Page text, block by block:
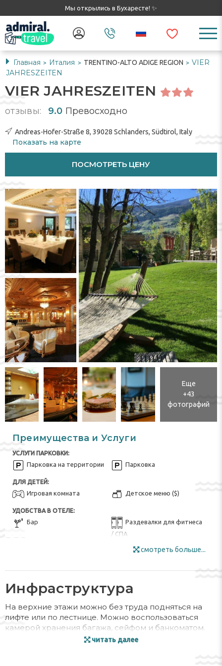
Мы открылись в Бухаресте! ✨
Главная > Италия > TRENTINO-ALTO ADIGE REGION > VIER
JAHRESZEITEN
VIER JAHRESZEITEN
отзывы: 9.0 Превосходно
Andreas-Hofer-Straße 8, 39028 Schlanders, Südtirol, Italy
Показать на карте
ПОСМОТРЕТЬ ЦЕНУ
Еще
+43
фотографий
Преимущества и Услуги
УСЛУГИ ПАРКОВКИ:
Парковка на территории Парковка
ДЛЯ ДЕТЕЙ:
Игровая комната Детское меню ($)
УДОБСТВА В ОТЕЛЕ:
Бар
Раздевалки для фитнеса
/ СПА
Интернет
Зона для курения
Специальное
диетическое меню (по
запросу)
Солнечная терраса
Солнечные зонты
Туристическое бюро Wi-Fi на всей территории
смотреть больше...
Инфраструктура
На верхние этажи можно без труда подняться на
лифте или по лестнице. Можно воспользоваться
камерой хранения багажа, сейфом и банкоматом.
WiFi в общественных зонах позволит гостям быть в
читать далее